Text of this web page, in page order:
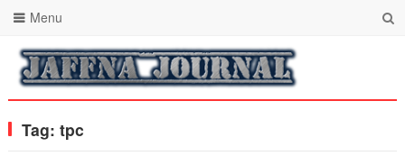
Menu
Tag: tpc